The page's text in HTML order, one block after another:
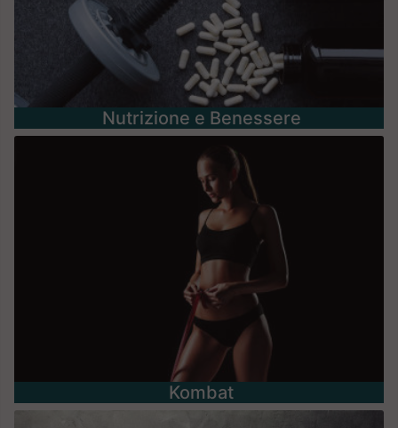
Nutrizione e Benessere
Kombat